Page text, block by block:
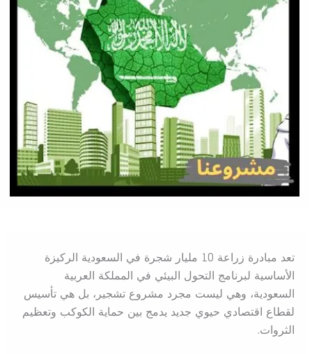
تعد مبادرة زراعة 10 مليار شجرة في السعودية الركيزة
الأساسية لبرنامج التحول البيئي في المملكة العربية
السعودية، وهي ليست مجرد مشروع تشجير، بل هي تأسيس
لقطاع اقتصادي حيوي جديد يدمج بين حماية الكوكب وتعظيم
الثروات.